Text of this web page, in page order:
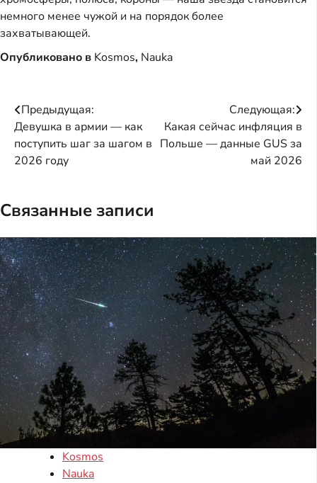
немного менее чужой и на порядок более
захватывающей.
Опубликовано в Kosmos, Nauka
Навигация
по
записям
Предыдущая:
Девушка в армии — как
поступить шаг за шагом в
2026 году
Следующая:
Какая сейчас инфляция в
Польше — данные GUS за
май 2026
Связанные записи
Kosmos
Nauka